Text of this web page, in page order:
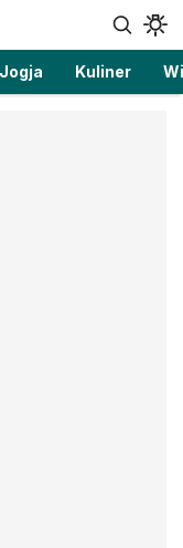
Kuliner